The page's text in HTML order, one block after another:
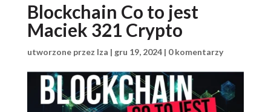
Blockchain Co to jest
Maciek 321 Crypto
utworzone przez Iza | gru 19, 2024| 0 komentarzy